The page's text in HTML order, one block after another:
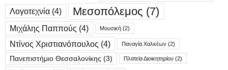
Λογοτεχνία (4) Μεσοπόλεμος (7)
Μιχάλης Παππούς (4) Μουσική (2)
Ντίνος Χριστιανόπουλος (4) Παναγία Χαλκέων (2)
Πανεπιστήμιο Θεσσαλονίκης (3) Πλατεία Διοικητηρίου (2)